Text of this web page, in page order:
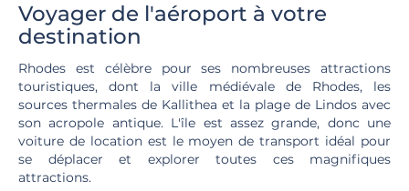
Voyager de l'aéroport à votre
destination
Rhodes est célèbre pour ses nombreuses attractions
touristiques, dont la ville médiévale de Rhodes, les
sources thermales de Kallithea et la plage de Lindos avec
son acropole antique. L'île est assez grande, donc une
voiture de location est le moyen de transport idéal pour
se déplacer et explorer toutes ces magnifiques
attractions.